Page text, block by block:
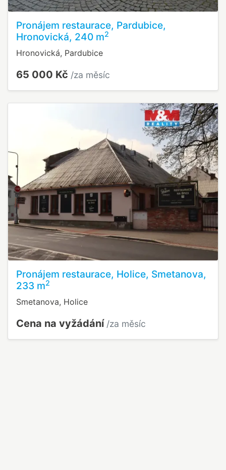
Pronájem restaurace, Pardubice,
Hronovická, 240 m2
Hronovická, Pardubice
65 000 Kč /za měsíc
Pronájem restaurace, Holice, Smetanova,
233 m2
Smetanova, Holice
Cena na vyžádání /za měsíc